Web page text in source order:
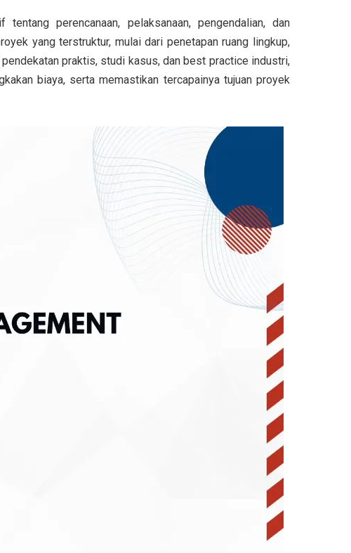
perencanaan, pelaksanaan, pengendalian, dan
yang terstruktur, mulai dari penetapan ruang lingkup,
praktis, studi kasus, dan best practice industri,
biaya, serta memastikan tercapainya tujuan proyek